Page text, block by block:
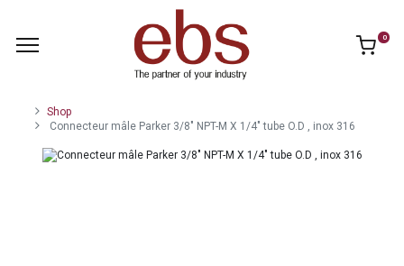
0
Shop
Connecteur mâle Parker 3/8" NPT-M X 1/4" tube O.D , inox 316